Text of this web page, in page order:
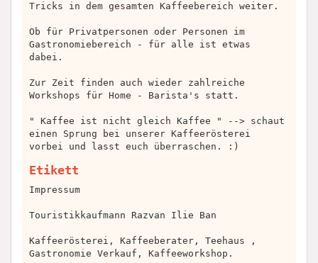
Tricks in dem gesamten Kaffeebereich weiter.
Ob für Privatpersonen oder Personen im
Gastronomiebereich - für alle ist etwas
dabei.
Zur Zeit finden auch wieder zahlreiche
Workshops für Home - Barista's statt.
" Kaffee ist nicht gleich Kaffee " --> schaut
einen Sprung bei unserer Kaffeerösterei
vorbei und lasst euch überraschen. :)
Etikett
Impressum
Touristikkaufmann Razvan Ilie Ban
Kaffeerösterei, Kaffeeberater, Teehaus ,
Gastronomie Verkauf, Kaffeeworkshop.